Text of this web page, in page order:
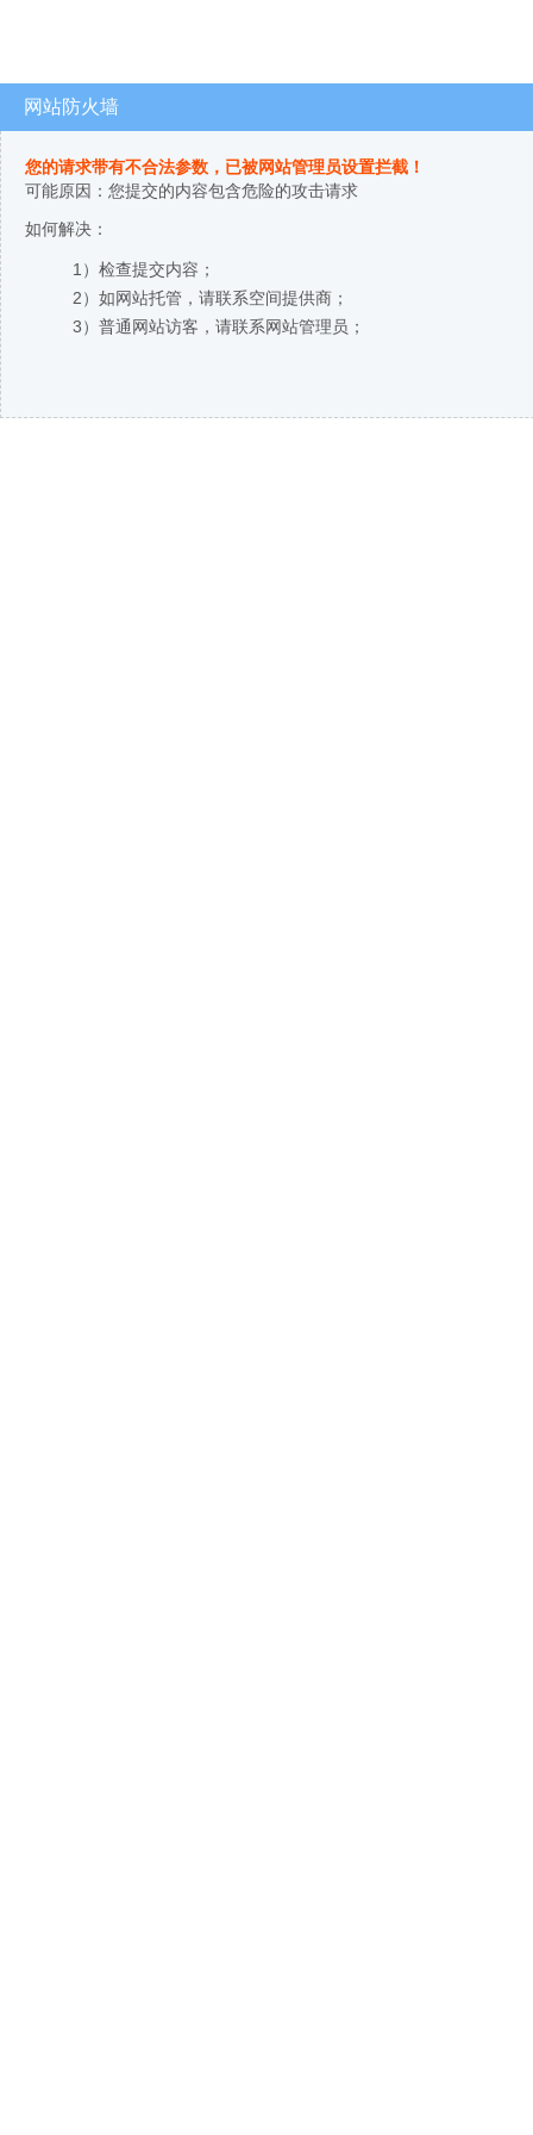
网站防火墙
您的请求带有不合法参数，已被网站管理员设置拦截！
可能原因：您提交的内容包含危险的攻击请求
如何解决：
1）检查提交内容；
2）如网站托管，请联系空间提供商；
3）普通网站访客，请联系网站管理员；